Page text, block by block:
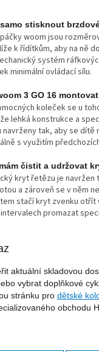
stisknout
woom jsou
k řídítkům, aby na ně
systém
minimální ovládací sílu.
3 GO 16
koleček se u
lehká konstrukce a
tak, aby se
s využitím
čistit a udržovat
kryt řetězu je navržen
a zároveň se v něm
stačí kryt zvenku otřít
promazat
aktuální skladovou
vybrat doplňkové
stránku pro dětské
obchodu